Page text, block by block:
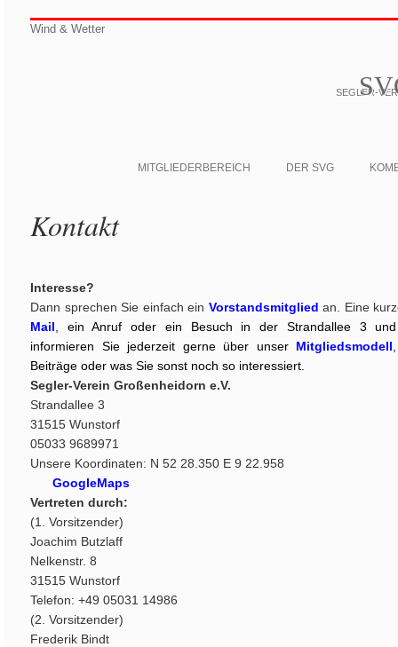
Wind & Wetter
SEGLER-
MITGLIEDERBEREICH DER SVG
Kontakt
Interesse?
Dann sprechen Sie einfach ein Vorstandsmitglied an. Eine
Mail
ein Anruf oder ein Besuch in der Strandallee 3
informieren Sie jederzeit gerne über unser Mitgliedsmodell
Beiträge oder was Sie sonst noch so interessiert.
Segler-Verein Großenheidorn e.V.
Strandallee 3
31515 Wunstorf
05033 9689971
Unsere Koordinaten: N 52 28.350 E 9 22.958
GoogleMaps
Vertreten durch:
(1. Vorsitzender)
Joachim Butzlaff
Nelkenstr. 8
31515 Wunstorf
Telefon: +49 05031 14986
(2. Vorsitzender)
Frederik Bindt